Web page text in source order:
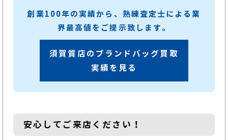
創業100年の実績から、熟練査定士による業
界最高値をご提示致します。
須賀質店のブランドバッグ買取
実績を見る
安心してご来店ください！